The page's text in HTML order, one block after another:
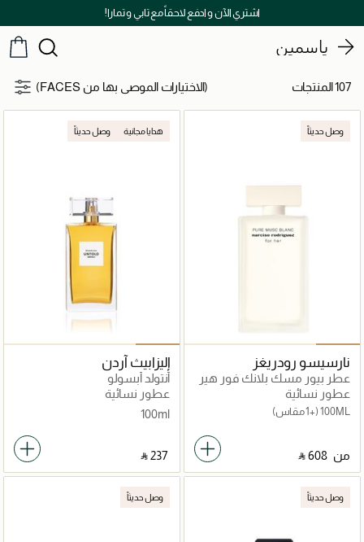
توصيل مجاني على جميع الطلبات ما فوق 299 ريال
ياسمين
107 المنتجات (الاختيارات الموصى بها من FACES)
وصل حديثاً
نارسيسو رودريغز
عطر بيور مسك بلانك فور هير
انتينس
عطور نسائية
100ML (+1 مقاس)
من ‎ ⃁ ⁦608⁩ ‎
هدايا مجانية وصل حديثاً
إليزابيث آردن
أنتولد أبسولو
عطور نسائية
100ml
‎ ⃁ ⁦237⁩ ‎
وصل حديثاً وصل حديثاً